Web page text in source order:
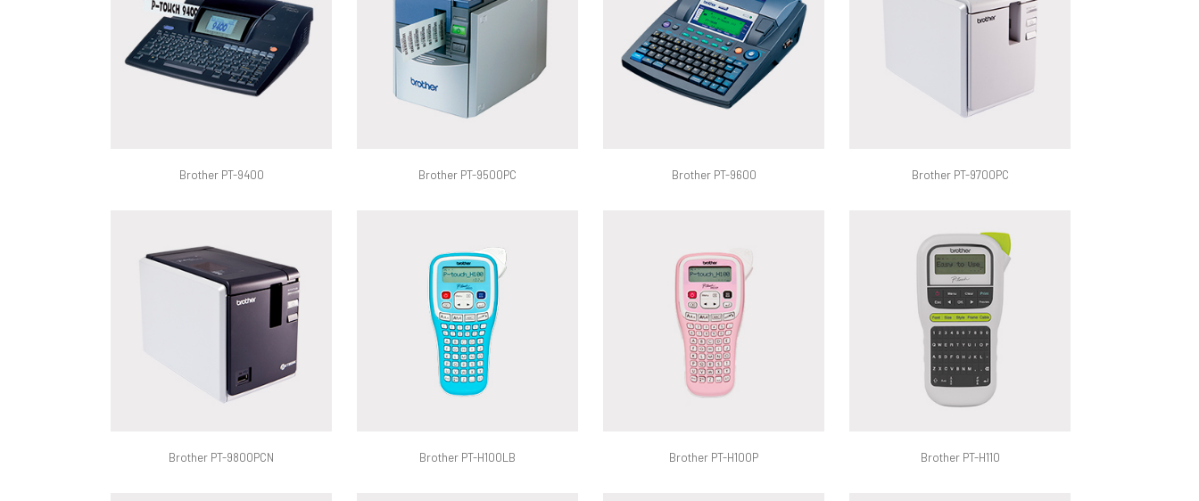
Brother PT-9400 Brother PT-9500PC Brother PT-9600 Brother PT-9700PC
Brother PT-9800PCN Brother PT-H100LB Brother PT-H100P Brother PT-H110